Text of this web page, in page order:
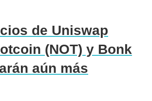
de Uniswap
(NOT) y Bonk
aún más